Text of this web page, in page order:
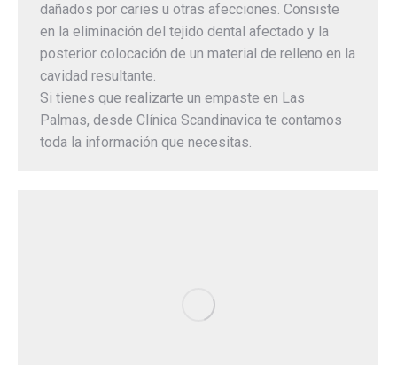
dañados por caries u otras afecciones. Consiste
en la eliminación del tejido dental afectado y la
posterior colocación de un material de relleno en la
cavidad resultante.
Si tienes que realizarte un empaste en Las
Palmas, desde Clínica Scandinavica te contamos
toda la información que necesitas.